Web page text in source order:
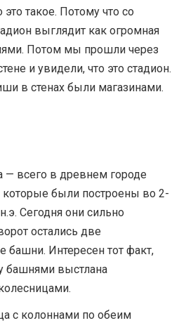
такое. Потому что со
выглядит как огромная
Потом мы прошли через
и увидели, что это стадион.
в стенах были магазинами.
— всего в древнем городе
которые были построены во 2-
Сегодня они сильно
остались две
башни. Интересен тот факт,
башнями выстлана
с колоннами по обеим